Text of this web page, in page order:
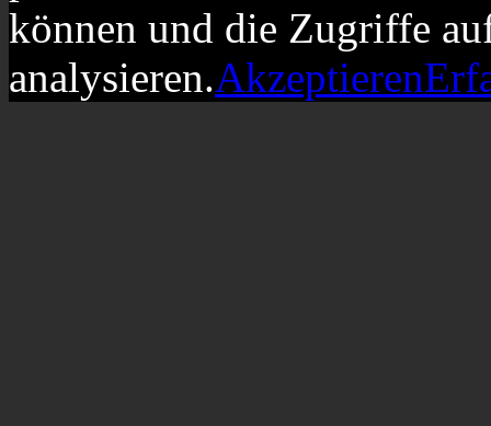
können und die Zugriffe
analysieren.Akzeptieren